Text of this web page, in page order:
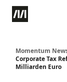
Momentum
Corporate Tax
Milliarden Euro